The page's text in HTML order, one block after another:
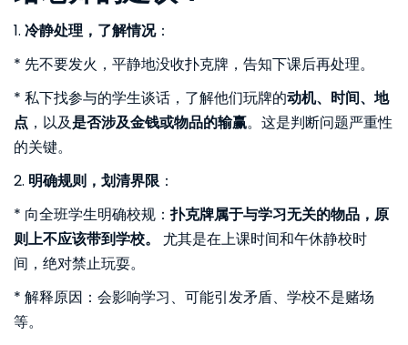
1. 冷静处理，了解情况：
* 先不要发火，平静地没收扑克牌，告知下课后再处理。
* 私下找参与的学生谈话，了解他们玩牌的动机、时间、地
点 ，以及是否涉及金钱或物品的输赢。这是判断问题严重性
的关键。
2. 明确规则，划清界限：
* 向全班学生明确校规：扑克牌属于与学习无关的物品，原
则上不应该带到学校。
尤其是在上课时间和午休静校时
间，绝对禁止玩耍。
* 解释原因：会影响学习、可能引发矛盾、学校不是赌场
等。